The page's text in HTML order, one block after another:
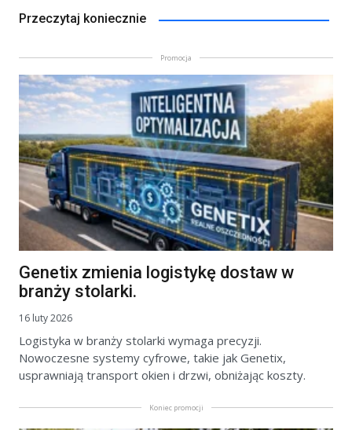
Przeczytaj koniecznie
Promocja
Genetix zmienia logistykę dostaw w
branży stolarki.
16 luty 2026
Logistyka w branży stolarki wymaga precyzji.
Nowoczesne systemy cyfrowe, takie jak Genetix,
usprawniają transport okien i drzwi, obniżając koszty.
Koniec promocji